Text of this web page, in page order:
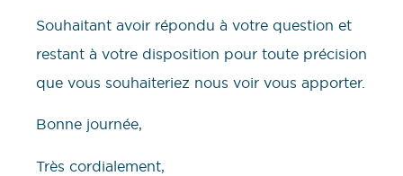
​​Souhaitant avoir répondu à votre question et
restant à votre disposition pour toute précision
que vous souhaiteriez nous voir vous apporter.
Bonne journée,
Très cordialement,